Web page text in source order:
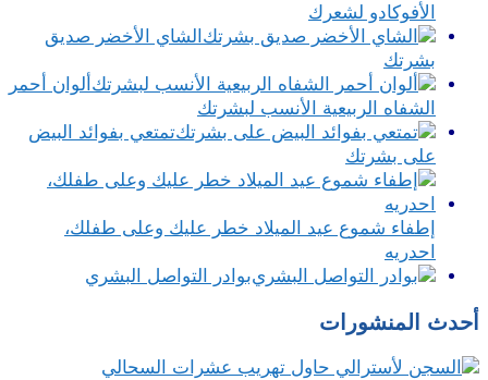
الأفوكادو لشعرك
الشاي الأخضر صديق
بشرتك
ألوان أحمر
الشفاه الربيعية الأنسب لبشرتك
تمتعي بفوائد البيض
على بشرتك
إطفاء شموع عيد الميلاد خطر عليك وعلى طفلك،
احدريه
بوادر التواصل البشري
أحدث المنشورات